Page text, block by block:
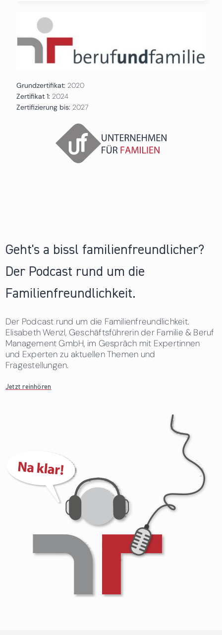
Grundzertifikat: 2020
Zertifikat 1: 2024
Zertifizierung bis: 2027
Geht's a bissl familienfreundlicher?
Der Podcast rund um die
Familienfreundlichkeit.
Der Podcast rund um die Familienfreundlichkeit.
Elisabeth Wenzl, Geschäftsführerin der Familie & Beruf
Management GmbH, im Gespräch mit Expertinnen
und Experten zu aktuellen Themen und
Fragestellungen.
Jetzt reinhören